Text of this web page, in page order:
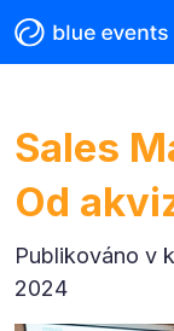
Sales
Od
Publikováno v
2024